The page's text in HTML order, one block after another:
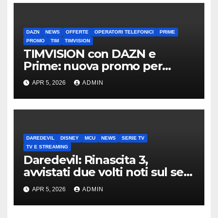
DAZN NEWS OFFERTE OPERATORI TELEFONICI
PRIME
PROMO
TIM TIMVISION
TIMVISION con DAZN e
Prime: nuova promo per
clienti TIM
APR 5, 2026 ADMIN
DAREDEVIL DISNEY MCU NEWS
SERIE TV
TV E STREAMING
Daredevil: Rinascita 3,
avvistati due volti noti sul set
di New York
APR 5, 2026 ADMIN